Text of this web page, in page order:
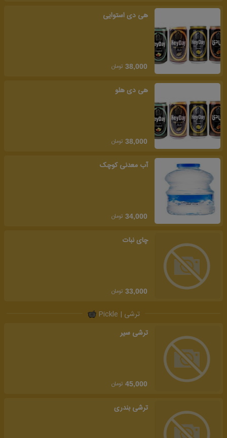
هی دی استوایی
38,000 تومان
هی دی هلو
38,000 تومان
آب معدنی کوچک
34,000 تومان
چای نبات
33,000 تومان
ترشی | Pickle
ترشی سیر
45,000 تومان
ترشی بندری